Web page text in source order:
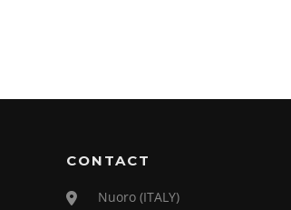
CONTACT
Nuoro (ITALY)